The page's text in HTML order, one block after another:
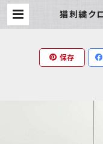
猫刺繍ク
保存